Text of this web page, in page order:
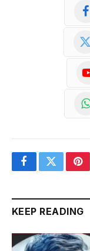
FacebookTwitter
KEEP READING